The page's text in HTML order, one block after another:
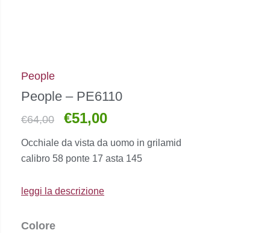
People
People – PE6110
€64,00
Il
originale
era:
€51,00Il
attuale
è:
Occhiale da vista da uomo in grilamid
calibro 58 ponte 17 asta 145
leggi la descrizione
Colore
People